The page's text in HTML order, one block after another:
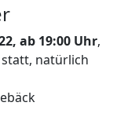
ab 19:00 Uhr,
natürlich